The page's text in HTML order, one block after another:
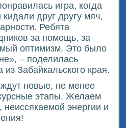
игра, когда
друг другу мяч,
Ребята
за помощь, за
оптимизм. Это было
– поделилась
из Забайкальского края.
новые, не менее
этапы. Желаем
энергии и